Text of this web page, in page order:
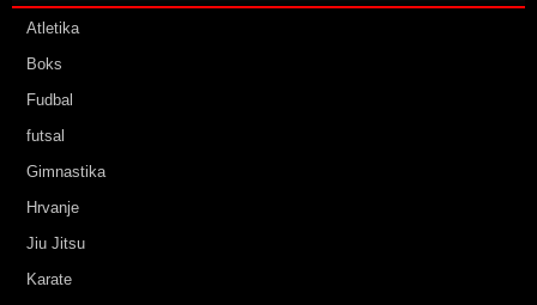
Atletika
Boks
Fudbal
futsal
Gimnastika
Hrvanje
Jiu Jitsu
Karate